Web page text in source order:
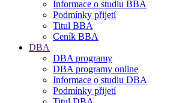
Informace o studiu BBA
Podmínky přijetí
Titul BBA
Ceník BBA
DBA
DBA programy
DBA programy online
Informace o studiu DBA
Podmínky přijetí